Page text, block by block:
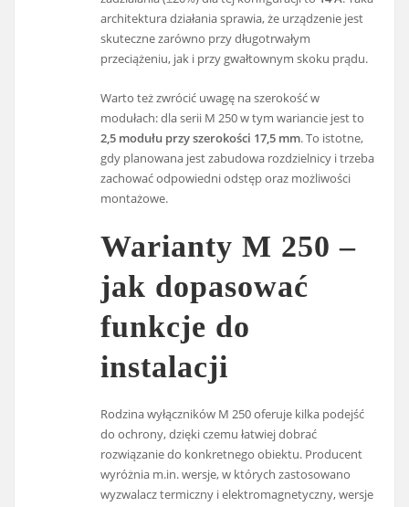
architektura działania sprawia, że urządzenie jest
skuteczne zarówno przy długotrwałym
przeciążeniu, jak i przy gwałtownym skoku prądu.
Warto też zwrócić uwagę na szerokość w
modułach: dla serii M 250 w tym wariancie jest to
2,5 modułu przy szerokości 17,5 mm. To istotne,
gdy planowana jest zabudowa rozdzielnicy i trzeba
zachować odpowiedni odstęp oraz możliwości
montażowe.
Warianty M 250 –
jak dopasować
funkcje do
instalacji
Rodzina wyłączników M 250 oferuje kilka podejść
do ochrony, dzięki czemu łatwiej dobrać
rozwiązanie do konkretnego obiektu. Producent
wyróżnia m.in. wersje, w których zastosowano
wyzwalacz termiczny i elektromagnetyczny, wersje